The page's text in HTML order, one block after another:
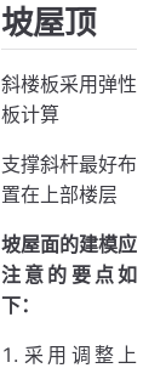
坡屋顶
斜楼板采用弹性
板计算
支撑斜杆最好布
置在上部楼层
坡屋面的建模应
注意的要点如
下：
采用调整上